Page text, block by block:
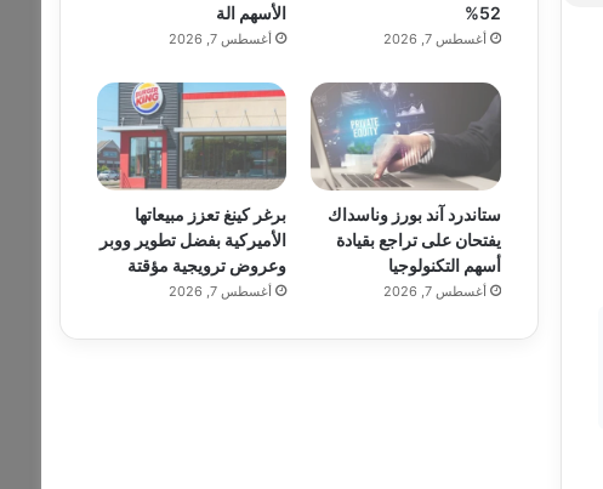
52%
أغسطس 7, 2026
الأسهم الة
أغسطس 7, 2026
ستاندرد آند بورز وناسداك
يفتحان على تراجع بقيادة
أسهم التكنولوجيا
أغسطس 7, 2026
برغر كينغ تعزز مبيعاتها
الأميركية بفضل تطوير ووبر
وعروض ترويجية مؤقتة
أغسطس 7, 2026